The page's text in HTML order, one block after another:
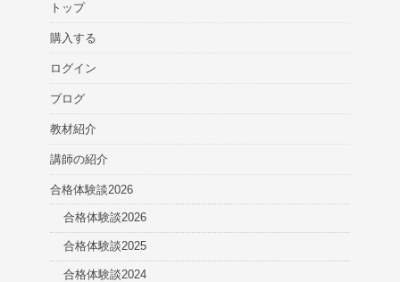
トップ
購入する
ログイン
ブログ
教材紹介
講師の紹介
合格体験談2026
合格体験談2026
合格体験談2025
合格体験談2024